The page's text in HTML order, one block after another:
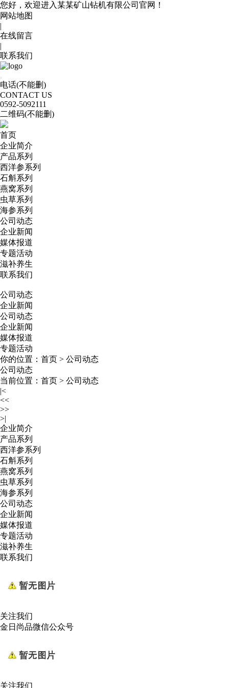
您好，欢迎进入某某矿山钻机有限公司官网！
网站地图
|
在线留言
|
联系我们
电话(不能删)
CONTACT US
0592-5092111
二维码(不能删)
首页
企业简介
产品系列
西洋参系列
石斛系列
燕窝系列
虫草系列
海参系列
公司动态
企业新闻
媒体报道
专题活动
滋补养生
联系我们
公司动态
企业新闻
公司动态
企业新闻
媒体报道
专题活动
你的位置： 首页 > 公司动态
公司动态
当前位置： 首页 > 公司动态
|<
<<
>>
>|
企业简介
产品系列
西洋参系列
石斛系列
燕窝系列
虫草系列
海参系列
公司动态
企业新闻
媒体报道
专题活动
滋补养生
联系我们
关注我们
金日尚品微信公众号
关注我们